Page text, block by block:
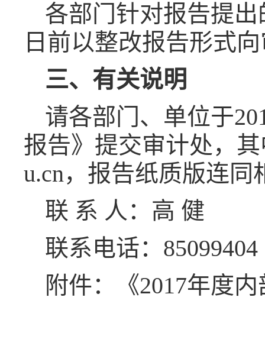
各部门针对报告提
日前以整改报告形式
三、有关说明
请各部门、单位于
报告》提交审计处，其
u.cn，报告纸质版连
联 系 人：高 健
联系电话：85099404
附件：《2017年度